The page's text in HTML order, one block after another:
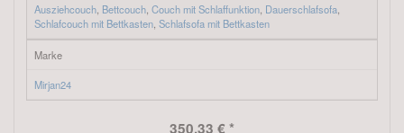
Ausziehcouch Bettcouch Couch mit Schlaffunktion Dauerschlafsofa
Schlafcouch mit Bettkasten Schlafsofa mit Bettkasten
Marke
Mirjan24
350,33 € *